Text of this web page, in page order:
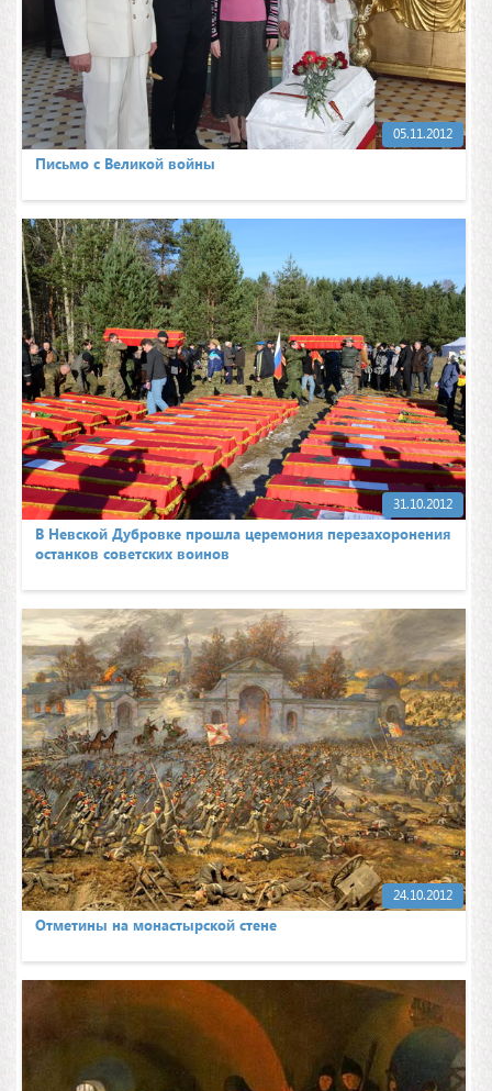
05.11.2012
Письмо с Великой войны
31.10.2012
В Невской Дубровке прошла церемония перезахоронения
останков советских воинов
24.10.2012
Отметины на монастырской стене